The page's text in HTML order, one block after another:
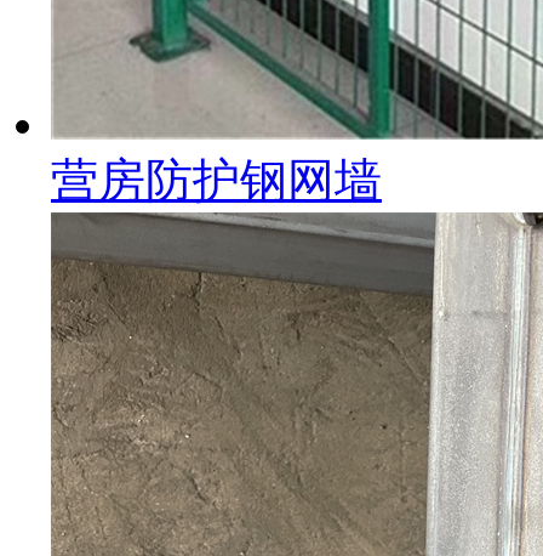
营房防护钢网墙